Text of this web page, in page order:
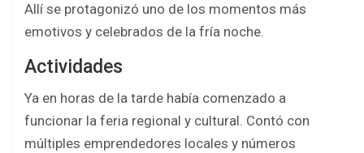
Allí se protagonizó uno de los momentos más
emotivos y celebrados de la fría noche.
Actividades
Ya en horas de la tarde había comenzado a
funcionar la feria regional y cultural. Contó con
múltiples emprendedores locales y números